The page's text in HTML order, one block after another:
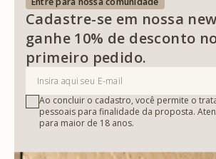
Cadastre-se em nossa
ganhe 10% de desconto
primeiro pedido.
Ao concluir o cadastro, você permite o
pessoais para finalidade da proposta.
para maior de 18 anos.